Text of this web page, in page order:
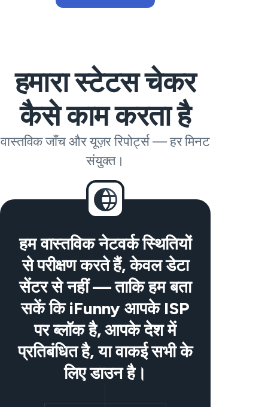
हमारा स्टेटस चेकर
कैसे काम करता है
वास्तविक जाँच और यूज़र रिपोर्ट्स — हर मिनट
संयुक्त।
हम वास्तविक नेटवर्क स्थितियों
से परीक्षण करते हैं, केवल डेटा
सेंटर से नहीं — ताकि हम बता
सकें कि iFunny आपके ISP
पर ब्लॉक है, आपके देश में
प्रतिबंधित है, या वाकई सभी के
लिए डाउन है।